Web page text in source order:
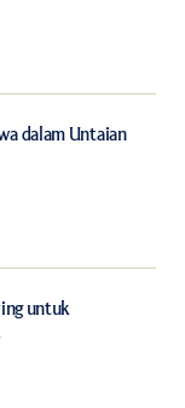
browser for
dalam Untaian
untuk